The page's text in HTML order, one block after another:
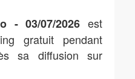
- 03/07/2026 est
gratuit pendant
sa diffusion sur